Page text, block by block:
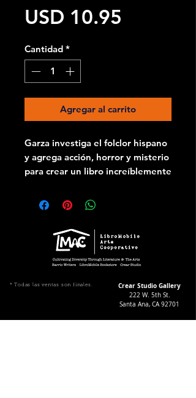
USD 10.95
Cantidad *
Agregar al carrito
Garza investiga el folclor hispano
y agrega acción, horror y misterio
para crear un libro increíblemente
descriptivo en español y el
vocabulario avanzado hacen que
este libro sea una valiosa adición
a las secciones de misterio en las
escuelas primarias y secundarias
* Todas las ventas son finales. Crear Studio Gallery
222 W. 5th St.
Santa Ana, CA 92701
Gallery Hours During